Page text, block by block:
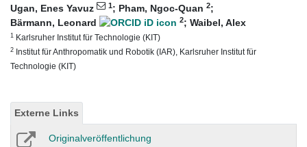
Ugan, Enes Yavuz 1; Pham, Ngoc-Quan 2;
Bärmann, Leonard
2; Waibel, Alex
1 Karlsruher Institut für Technologie (KIT)
2 Institut für Anthropomatik und Robotik (IAR), Karlsruher Institut für
Technologie (KIT)
Externe Links
Originalveröffentlichung